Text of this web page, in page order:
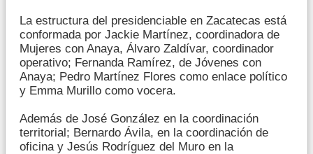
La estructura del presidenciable en Zacatecas está
conformada por Jackie Martínez, coordinadora de
Mujeres con Anaya, Álvaro Zaldívar, coordinador
operativo; Fernanda Ramírez, de Jóvenes con
Anaya; Pedro Martínez Flores como enlace político
y Emma Murillo como vocera.
Además de José González en la coordinación
territorial; Bernardo Ávila, en la coordinación de
oficina y Jesús Rodríguez del Muro en la